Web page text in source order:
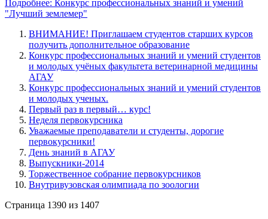
Подробнее: Конкурс профессиональных знаний и умений
"Лучший землемер"
ВНИМАНИЕ! Приглашаем студентов старших курсов
получить дополнительное образование
Конкурс профессиональных знаний и умений студентов
и молодых учёных факультета ветеринарной медицины
АГАУ
Конкурс профессиональных знаний и умений студентов
и молодых ученых.
Первый раз в первый… курс!
Неделя первокурсника
Уважаемые преподаватели и студенты, дорогие
первокурсники!
День знаний в АГАУ
Выпускники-2014
Торжественное собрание первокурсников
Внутривузовская олимпиада по зоологии
Страница 1390 из 1407